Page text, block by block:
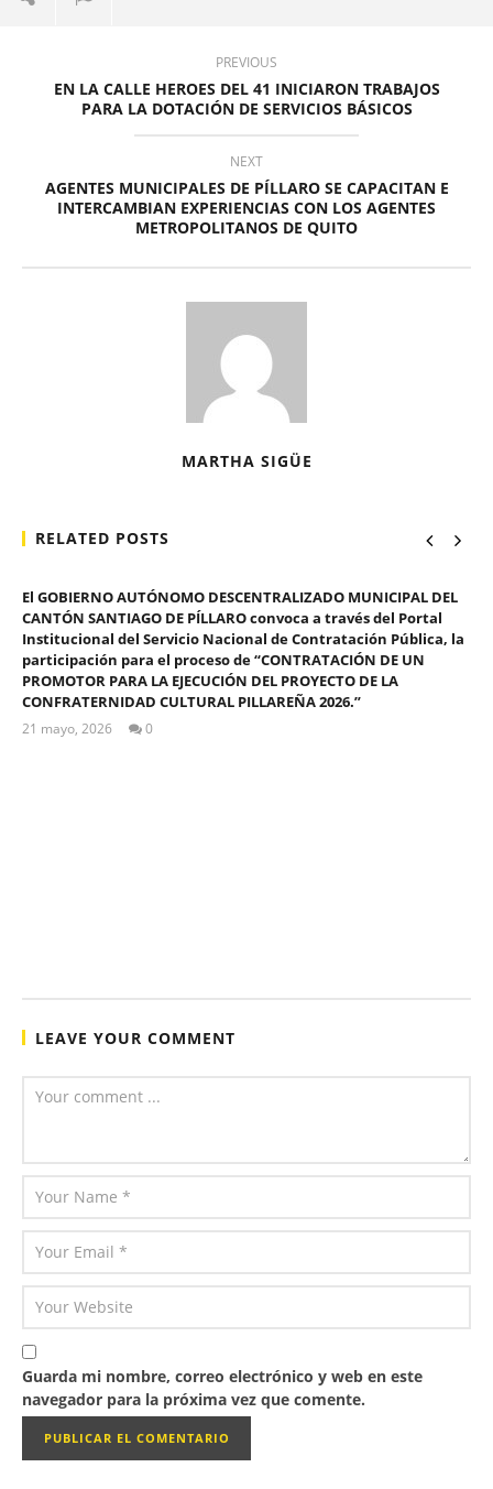
PREVIOUS
EN LA CALLE HEROES DEL 41 INICIARON TRABAJOS
PARA LA DOTACIÓN DE SERVICIOS BÁSICOS
NEXT
AGENTES MUNICIPALES DE PÍLLARO SE CAPACITAN E
INTERCAMBIAN EXPERIENCIAS CON LOS AGENTES
METROPOLITANOS DE QUITO
MARTHA SIGÜE
RELATED POSTS
El GOBIERNO AUTÓNOMO DESCENTRALIZADO MUNICIPAL DEL
CANTÓN SANTIAGO DE PÍLLARO convoca a través del Portal
Institucional del Servicio Nacional de Contratación Pública, la
participación para el proceso de “CONTRATACIÓN DE UN
PROMOTOR PARA LA EJECUCIÓN DEL PROYECTO DE LA
CONFRATERNIDAD CULTURAL PILLAREÑA 2026.”
21 mayo, 2026
0
LEAVE YOUR COMMENT
Guarda mi nombre, correo electrónico y web en este
navegador para la próxima vez que comente.